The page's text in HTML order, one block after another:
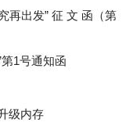
再出发” 征 文 函（第
1号通知函
级内存